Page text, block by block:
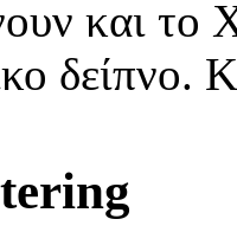
και το
δείπνο.